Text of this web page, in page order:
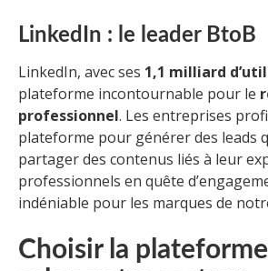
LinkedIn : le leader BtoB
LinkedIn, avec ses 1,1 milliard
plateforme incontournable pour le
professionnel. Les entreprises
plateforme pour générer des leads
partager des contenus liés à leur
professionnels en quête
indéniable pour les marques de
Choisir la